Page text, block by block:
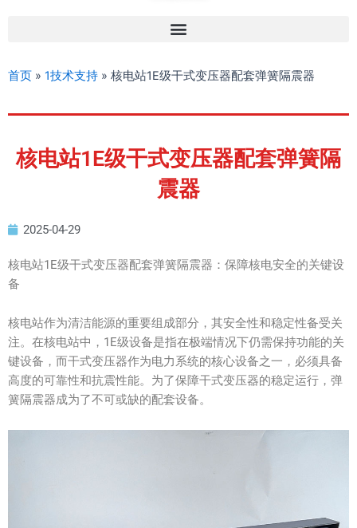
首页 » 1技术支持 » 核电站1E级干式变压器配套弹簧隔震器
核电站1E级干式变压器配套弹簧隔
震器
2025-04-29
核电站1E级干式变压器配套弹簧隔震器：保障核电安全的关键设
备
核电站作为清洁能源的重要组成部分，其安全性和稳定性备受关
注。在核电站中，1E级设备是指在极端情况下仍需保持功能的关
键设备，而干式变压器作为电力系统的核心设备之一，必须具备
高度的可靠性和抗震性能。为了保障干式变压器的稳定运行，弹
簧隔震器成为了不可或缺的配套设备。